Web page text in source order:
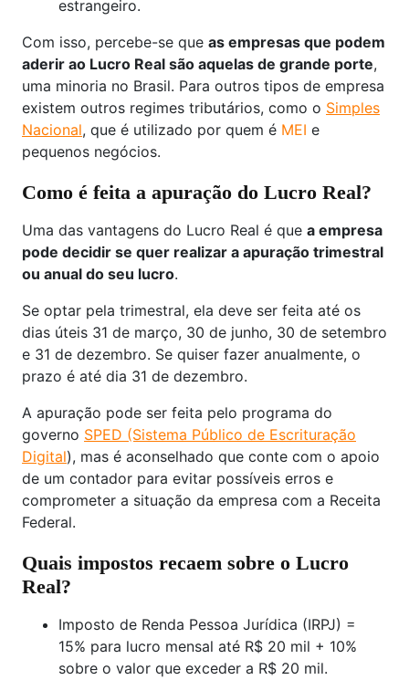
estrangeiro.
Com isso, percebe-se que as empresas que podem
aderir ao Lucro Real são aquelas de grande porte,
uma minoria no Brasil. Para outros tipos de empresa
existem outros regimes tributários, como o Simples
Nacional, que é utilizado por quem é MEI e
pequenos negócios.
Como é feita a apuração do Lucro Real?
Uma das vantagens do Lucro Real é que a empresa
pode decidir se quer realizar a apuração trimestral
ou anual do seu lucro.
Se optar pela trimestral, ela deve ser feita até os
dias úteis 31 de março, 30 de junho, 30 de setembro
e 31 de dezembro. Se quiser fazer anualmente, o
prazo é até dia 31 de dezembro.
A apuração pode ser feita pelo programa do
governo SPED (Sistema Público de Escrituração
Digital), mas é aconselhado que conte com o apoio
de um contador para evitar possíveis erros e
comprometer a situação da empresa com a Receita
Federal.
Quais impostos recaem sobre o Lucro
Real?
Imposto de Renda Pessoa Jurídica (IRPJ) =
15% para lucro mensal até R$ 20 mil + 10%
sobre o valor que exceder a R$ 20 mil.